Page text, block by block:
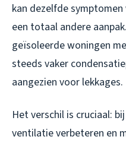
kan dezelfde
een totaal andere
geïsoleerde woningen
steeds vaker
aangezien voor lekkages.
Het verschil is cruciaal:
ventilatie verbeteren en